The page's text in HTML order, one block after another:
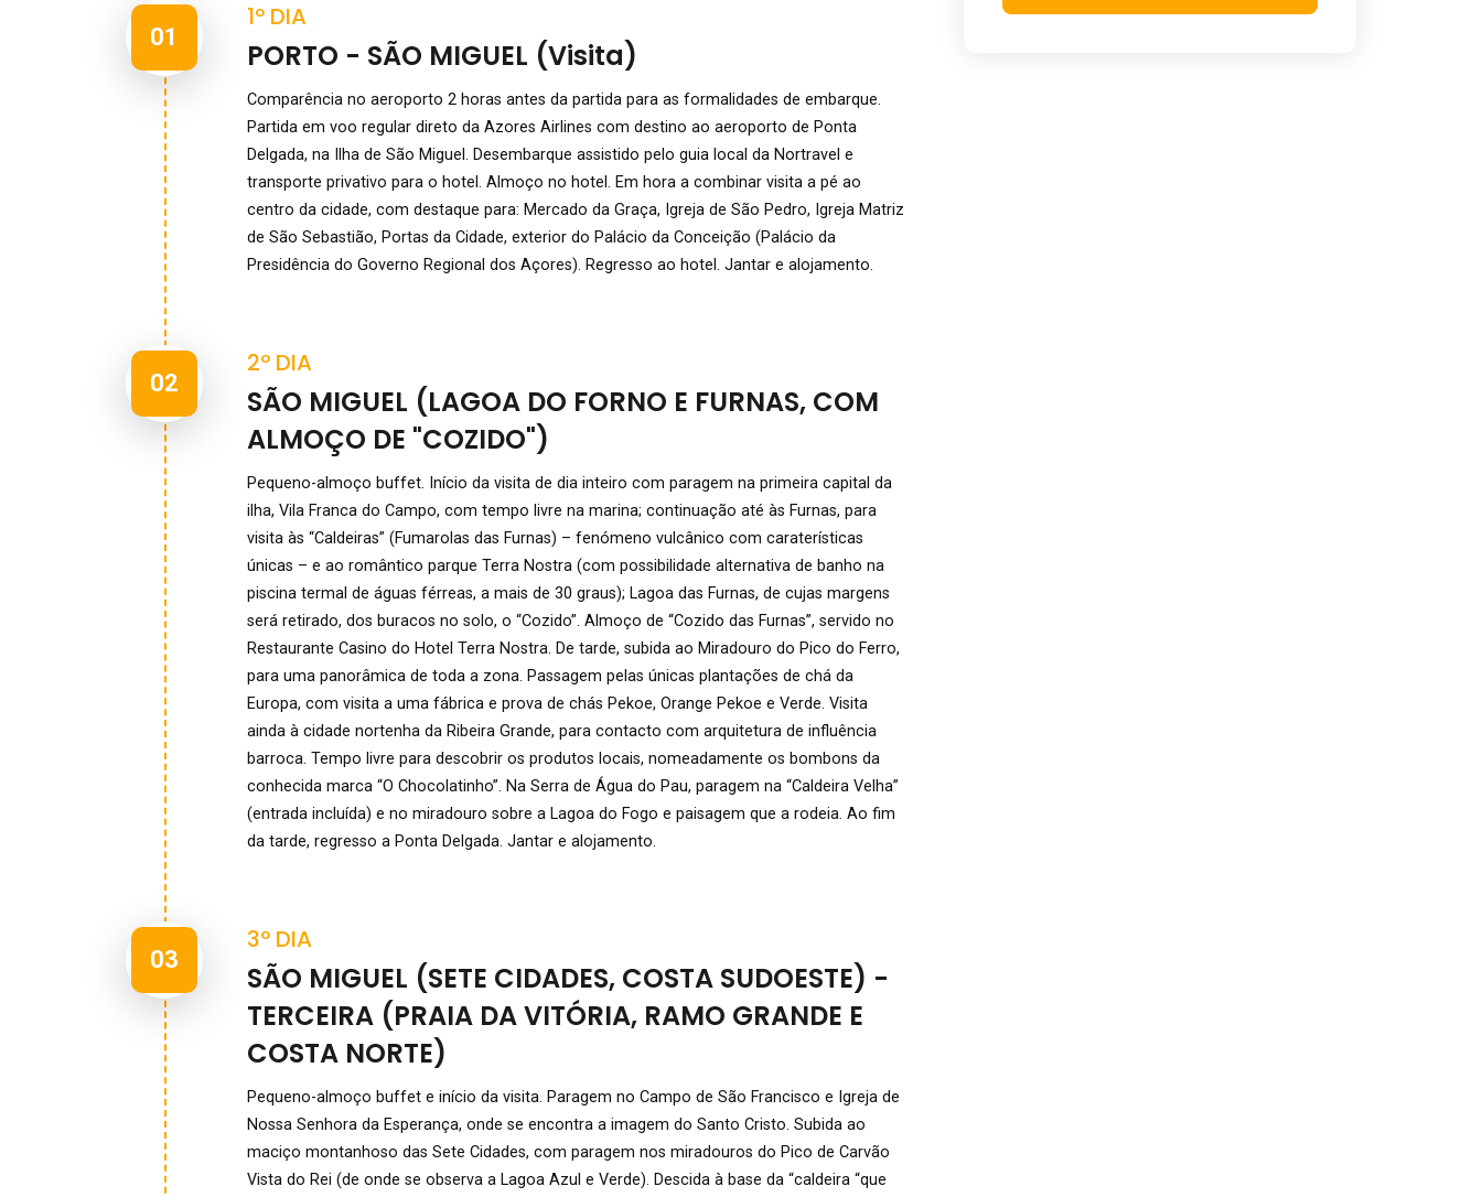
01
1º DIA
PORTO - SÃO MIGUEL (Visita)
Comparência no aeroporto 2 horas antes da partida para as formalidades de embarque.
Partida em voo regular direto da Azores Airlines com destino ao aeroporto de Ponta
Delgada, na Ilha de São Miguel. Desembarque assistido pelo guia local da Nortravel e
transporte privativo para o hotel. Almoço no hotel. Em hora a combinar visita a pé ao
centro da cidade, com destaque para: Mercado da Graça, Igreja de São Pedro, Igreja Matriz
de São Sebastião, Portas da Cidade, exterior do Palácio da Conceição (Palácio da
Presidência do Governo Regional dos Açores). Regresso ao hotel. Jantar e alojamento.
02
2º DIA
SÃO MIGUEL (LAGOA DO FORNO E FURNAS, COM
ALMOÇO DE "COZIDO")
Pequeno-almoço buffet. Início da visita de dia inteiro com paragem na primeira capital da
ilha, Vila Franca do Campo, com tempo livre na marina; continuação até às Furnas, para
visita às “Caldeiras” (Fumarolas das Furnas) – fenómeno vulcânico com caraterísticas
únicas – e ao romântico parque Terra Nostra (com possibilidade alternativa de banho na
piscina termal de águas férreas, a mais de 30 graus); Lagoa das Furnas, de cujas margens
será retirado, dos buracos no solo, o “Cozido”. Almoço de “Cozido das Furnas”, servido no
Restaurante Casino do Hotel Terra Nostra. De tarde, subida ao Miradouro do Pico do Ferro,
para uma panorâmica de toda a zona. Passagem pelas únicas plantações de chá da
Europa, com visita a uma fábrica e prova de chás Pekoe, Orange Pekoe e Verde. Visita
ainda à cidade nortenha da Ribeira Grande, para contacto com arquitetura de influência
barroca. Tempo livre para descobrir os produtos locais, nomeadamente os bombons da
conhecida marca “O Chocolatinho”. Na Serra de Água do Pau, paragem na “Caldeira Velha”
(entrada incluída) e no miradouro sobre a Lagoa do Fogo e paisagem que a rodeia. Ao fim
da tarde, regresso a Ponta Delgada. Jantar e alojamento.
03
3º DIA
SÃO MIGUEL (SETE CIDADES, COSTA SUDOESTE) -
TERCEIRA (PRAIA DA VITÓRIA, RAMO GRANDE E
COSTA NORTE)
Pequeno-almoço buffet e início da visita. Paragem no Campo de São Francisco e Igreja de
Nossa Senhora da Esperança, onde se encontra a imagem do Santo Cristo. Subida ao
maciço montanhoso das Sete Cidades, com paragem nos miradouros do Pico de Carvão
Vista do Rei (de onde se observa a Lagoa Azul e Verde). Descida à base da “caldeira “que